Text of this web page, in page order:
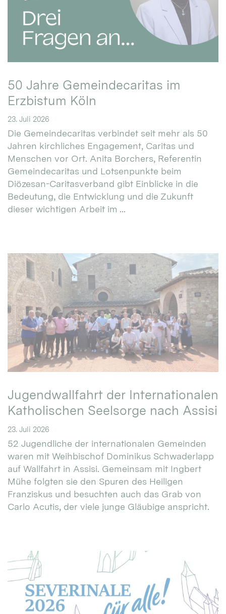
50 Jahre Gemeindecaritas im
Erzbistum Köln
23. Juli 2026
Die Gemeindecaritas verbindet seit mehr als 50
Jahren kirchliches Engagement, Caritas und
Menschen vor Ort. Anita Borchers, Referentin
Gemeindecaritas und Lotsenpunkte beim
Diözesan-Caritasverband gibt Einblicke in die
Bedeutung, die Entwicklung und die Zukunft
dieser wichtigen Arbeit im ...
Jugendwallfahrt der Internationalen
Katholischen Seelsorge nach Assisi
23. Juli 2026
52 Jugendliche der internationalen Gemeinden
waren mit Weihbischof Dominikus Schwaderlapp
auf Wallfahrt in Assisi. Gemeinsam mit Ingbert
Mühe folgten sie den Spuren des Heiligen
Franziskus und besuchten auch das Grab von
Carlo Acutis, der viele junge Gläubige anspricht.